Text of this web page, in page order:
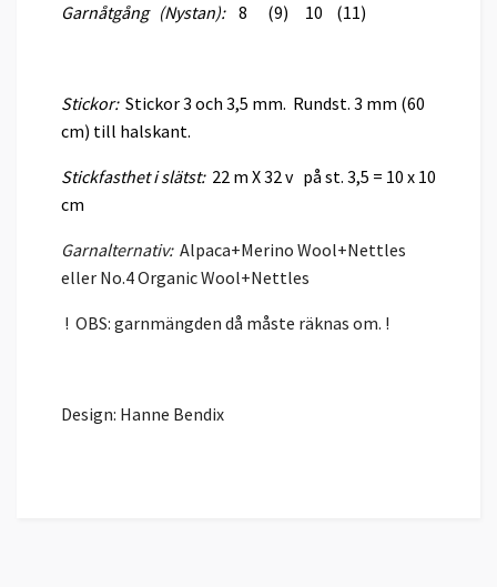
Garnåtgång (Nystan): 8 (9) 10 (11)
Stickor:Stickor 3 och 3,5 mm. Rundst. 3 mm (60
cm) till halskant.
Stickfasthet i slätst: 22 m X 32 v på st. 3,5 = 10 x 10
cm
Garnalternativ:Alpaca+Merino Wool+Nettles
eller No.4 Organic Wool+Nettles
! OBS: garnmängden då måste räknas om. !
Design: Hanne Bendix